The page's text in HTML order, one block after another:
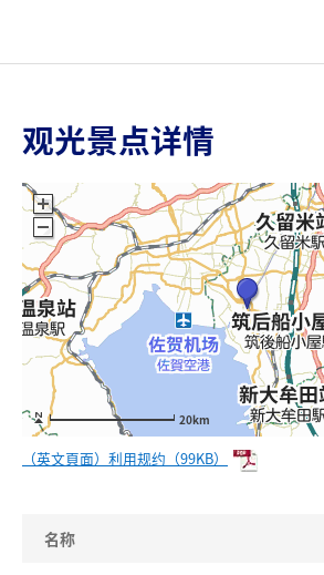
观光景点详情
20km
（英文頁面）利用规约（99KB）
名称